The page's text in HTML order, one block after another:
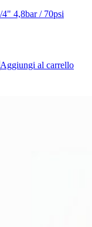
4,8bar / 70psi
Aggiungi al carrello